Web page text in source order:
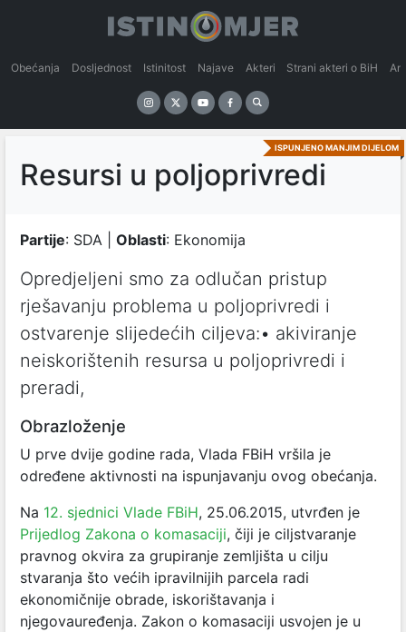
Obećanja Dosljednost Istinitost Najave Akteri Strani akteri o BiH
ISPUNJENO MANJIM DIJELOM
Resursi u poljoprivredi
Partije: SDA | Oblasti: Ekonomija
Opredjeljeni smo za odlučan pristup
rješavanju problema u poljoprivredi i
ostvarenje slijedećih ciljeva:• akiviranje
neiskorištenih resursa u poljoprivredi i
preradi,
Obrazloženje
U prve dvije godine rada, Vlada FBiH vršila je
određene aktivnosti na ispunjavanju ovog obećanja.
Na 12. sjednici Vlade FBiH, 25.06.2015, utvrđen je
Prijedlog Zakona o komasaciji, čiji je ciljstvaranje
pravnog okvira za grupiranje zemljišta u cilju
stvaranja što većih ipravilnijih parcela radi
ekonomičnije obrade, iskorištavanja i
njegovauređenja. Zakon o komasaciji usvojen je u